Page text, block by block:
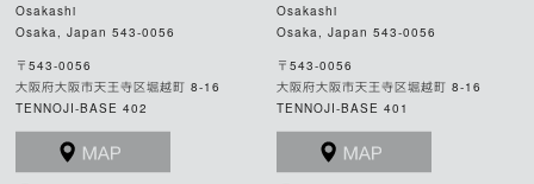
Osakashi
Osaka, Japan 543-0056
〒543-0056
大阪府大阪市天王寺区堀越町 8-16
TENNOJI-BASE 402
Osakashi
Osaka, Japan 543-0056
〒543-0056
大阪府大阪市天王寺区堀越町 8-16
TENNOJI-BASE 401